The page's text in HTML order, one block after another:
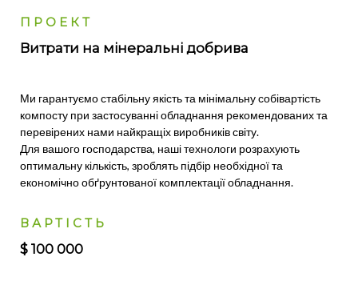
ПРОЕКТ
Витрати на мінеральні добрива
Ми гарантуємо стабільну якість та мінімальну собівартість
компосту при застосуванні обладнання рекомендованих та
перевірених нами найкращіх виробників світу.
Для вашого господарства, наші технологи розрахують
оптимальну кількість, зроблять підбір необхідної та
економічно обґрунтованої комплектації обладнання.
ВАРТІСТЬ
$ 100 000